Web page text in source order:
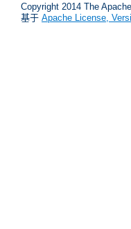
Copyright 2014 The
基于 Apache License,